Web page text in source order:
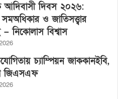
আদিবাসী দিবস ২০২৬:
সমঅধিকার ও জাতিসত্ত্বার
– নিকোলাস বিশ্বাস
চ্যাম্পিয়ন জাককানইবি,
জিএসএফ